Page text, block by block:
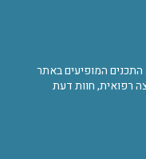
התכנים המופיעים באתר
רפואית, חוות דעת